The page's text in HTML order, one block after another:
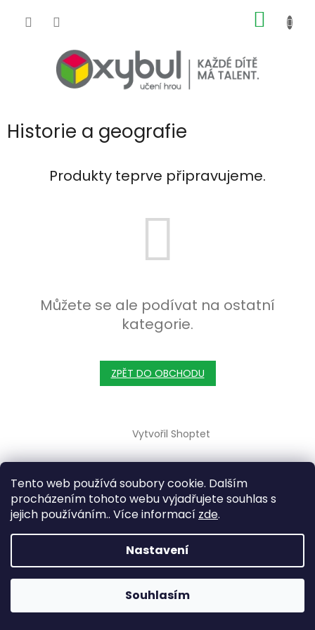
Tento web používá soubory cookie. Dalším
procházením tohoto webu vyjadřujete souhlas s
jejich používáním.. Více informací zde.
Nastavení
Souhlasím
Historie a geografie
Produkty teprve připravujeme.
Můžete se ale podívat na ostatní
kategorie.
ZPĚT DO OBCHODU
Vytvořil Shoptet
Copyright 2026Oxybul.cz . Všechna práva vyhrazena.